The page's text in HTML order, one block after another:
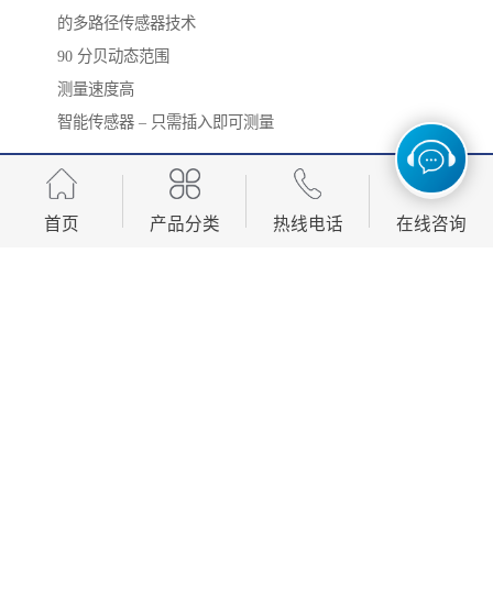
的多路径传感器技术
90 分贝动态范围
测量速度高
智能传感器 – 只需插入即可测量
http://www.jwxdzqy.com
首页 产品分类 热线电话 在线咨询